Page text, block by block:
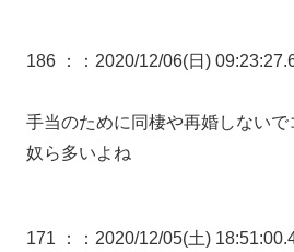
186 ： ：2020/12/06(日)
手当のために同棲や再婚しないで
奴ら多いよね
171 ： ：2020/12/05(土)